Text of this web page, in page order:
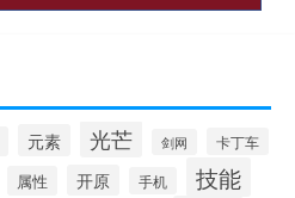
元素 光芒 剑网 卡丁车
属性 开原 手机 技能